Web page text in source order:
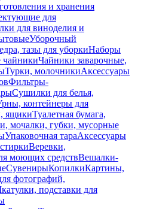
и хранения
для
для виноделия и
Уборочный
тазы для уборкиНаборы
чайникиЧайники заварочные,
Турки, молочникиАксессуары
Фильтры-
Сушилки для белья,
контейнеры для
ящикиТуалетная бумага,
мочалки, губки, мусорные
Упаковочная тараАксессуары
Веревки,
моющих средствВешалки-
СувенирыКопилкиКартины,
фотографий,
подставки для